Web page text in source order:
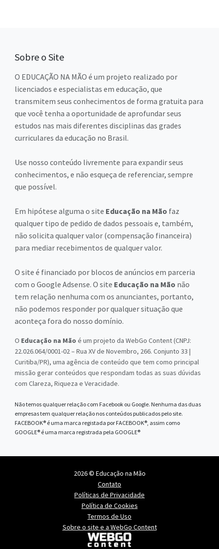
Sobre o Site
O EDUCAÇÃO NA MÃO é um projeto realizado por
licenciados e especialistas em educação, que
transmitem seus conhecimentos de forma gratuita para
que você tenha a oportunidade de aprofundar seus
estudos nas mais diferentes disciplinas das grades
curriculares da educação no Brasil.
Use nosso conteúdo livremente para expandir seus
conhecimentos, e não esqueça de referenciar, sempre
que possível.
Em hipótese alguma o site Educação na Mão faz
qualquer tipo de pedido de dados pessoais e, também,
não solicita qualquer valor (compensação financeira)
para mediar recebimentos de qualquer valor.
O site é financiado por blocos de anúncios em parceria
com o Google Adsense. O site Educação na Mão não
tem relação nenhuma com os anunciantes, portanto,
não podemos responder por qualquer situação que
aconteça fora do nosso domínio.
O Educação na Mão é um projeto da WebGo Content (CNPJ:
22.026.064/0001-02 – Rua XV de Novembro, 266. Conjunto 33 |
Curitiba/PR), uma agência de conteúdo que tem como principal
missão gerar conteúdos que respondam todas as suas dúvidas
com Clareza, Riqueza e Veracidade.
Não temos qualquer relação com Facebook ou Google. Nenhuma das duas
empresas tem qualquer relação nos conteúdos publicados pelo site.
FACEBOOK® é uma marca registada por FACEBOOK®, assim como
GOOGLE® é uma marca registrada pela GOOGLE®
2026 © Educação na Mão
Contato
Políticas de Privacidade
Política de Cookies
Termos de Uso
Sobre o site e a WebGo Content